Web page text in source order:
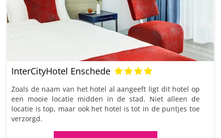
InterCityHotel Enschede
Zoals de naam van het hotel al aangeeft ligt dit hotel op
een mooie locatie midden in de stad. Niet alleen de
locatie is top, maar ook het hotel is tot in de puntjes toe
verzorgd.